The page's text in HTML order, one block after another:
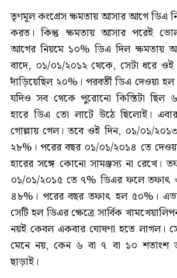
তৃণমূল কংগ্রেস ক্ষমতায় আসার আগে ডিএ
করত। কিন্তু ক্ষমতায় আসার পরেই ভোল
আগের নিয়মে ১০% ডিএ দিল ক্ষমতায়
বাদে, ০১/০১/২০১২ থেকে, সেটা ধরে
দাঁড়িয়েছিল ২০%। পরবর্তী ডিএ দেওয়া
যদিও সব থেকে পুরোনো কিস্তিটা ছিল
হারে ডিএ তো লাটে উঠে ছিলোই।
গোল্লায় গেল। তবে ওই দিন, ০১/০১/
২৮%। পরের বছর ০১/০১/২০১৪ তে
হারের সঙ্গে কোনো সামঞ্জস্য না রেখে।
০১/০১/২০১৫ তে ৭% ডিএর ফলে তফাৎ
৪৮%। পরের বছর তফাৎ হল ৫০%।
সেটি হল ডিএর ক্ষেত্রে সার্বিক
নয়ই কেবল একবার ঘোষণা হতে লাগল।
মেনে নয়, কেন ৬ বা ৭ বা ১০ শতাংশ
ছাড়াই।